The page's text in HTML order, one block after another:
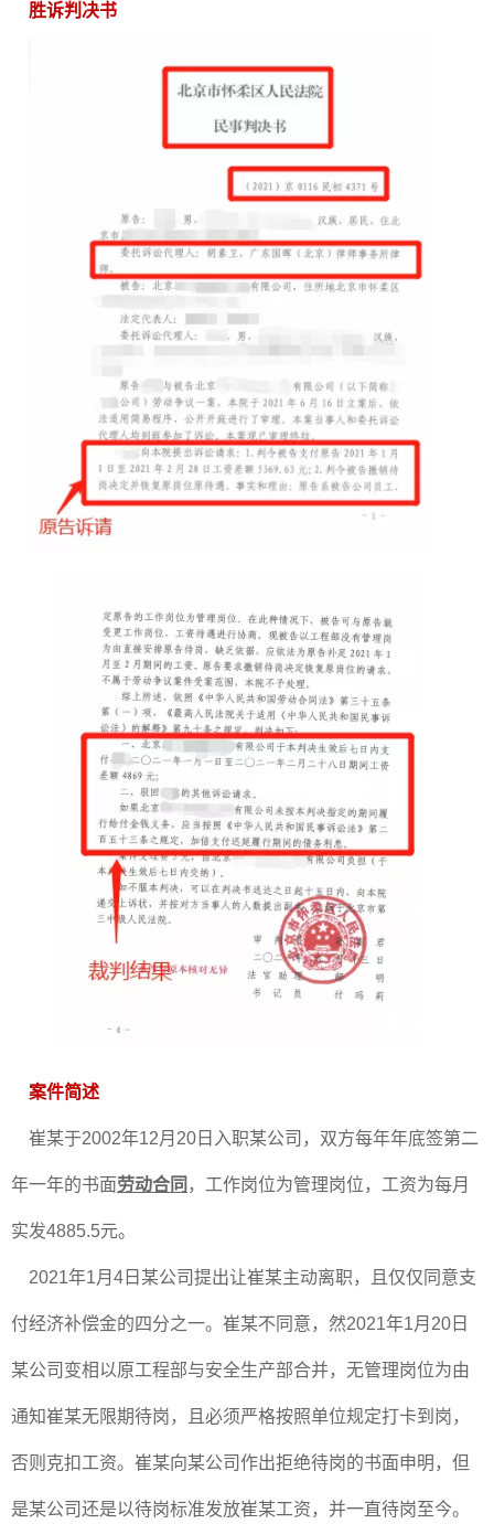
胜诉判决书
案件简述
崔某于2002年12月20日入职某公司，双方每年年底签第二
年一年的书面劳动合同 ，工作岗位为管理岗位，工资为每月
实发4885.5元。
2021年1月4日某公司提出让崔某主动离职，且仅仅同意支
付经济补偿金的四分之一。崔某不同意，然2021年1月20日
某公司变相以原工程部与安全生产部合并，无管理岗位为由
通知崔某无限期待岗，且必须严格按照单位规定打卡到岗，
否则克扣工资。崔某向某公司作出拒绝待岗的书面申明，但
是某公司还是以待岗标准发放崔某工资，并一直待岗至今。